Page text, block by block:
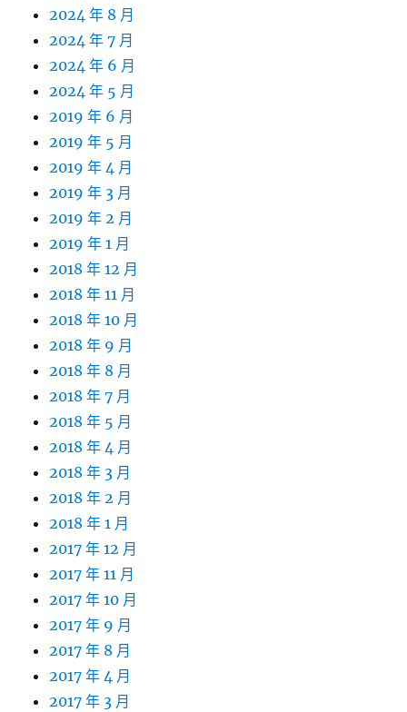
2024 年 8 月
2024 年 7 月
2024 年 6 月
2024 年 5 月
2019 年 6 月
2019 年 5 月
2019 年 4 月
2019 年 3 月
2019 年 2 月
2019 年 1 月
2018 年 12 月
2018 年 11 月
2018 年 10 月
2018 年 9 月
2018 年 8 月
2018 年 7 月
2018 年 5 月
2018 年 4 月
2018 年 3 月
2018 年 2 月
2018 年 1 月
2017 年 12 月
2017 年 11 月
2017 年 10 月
2017 年 9 月
2017 年 8 月
2017 年 4 月
2017 年 3 月